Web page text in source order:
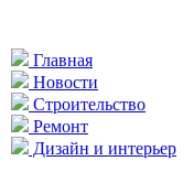
Главная
Новости
Строительство
Ремонт
Дизайн и интерьер